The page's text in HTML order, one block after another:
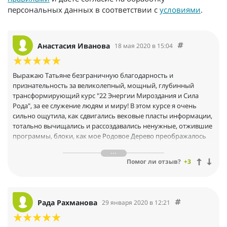
персональных данных в соответствии с условиями.
Анастасия Иванова 18 мая 2020 в 15:04
Выражаю Татьяне безграничную благодарность и
признательность за великолепный, мощный, глубинный
трансформирующий курс "22 Энергии Мироздания и Сила
Рода", за ее служение людям и миру! В этом курсе я очень
сильно ощутила, как сдвигались вековые пласты информации,
тотально вычищались и рассоздавались ненужные, отжившие
программы, блоки, как мое Родовое Дерево преображалось
ко всему, что есть, перешли в пространство Любви и Света!
После курса я чувствую себя обновленной, легкой, еще более
каждом моменте... спокойствие за предков, чувствую их силу
внутри себя, защиту. Мы работали вне времени и
пространства, и в материальном мире очень быстро
Помог ли отзыв? +3
Рада Рахманова 29 января 2020 в 12:21